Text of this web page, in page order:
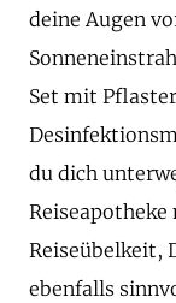
deine Augen
Set mit
du dich
Reiseübelkeit,
ebenfalls